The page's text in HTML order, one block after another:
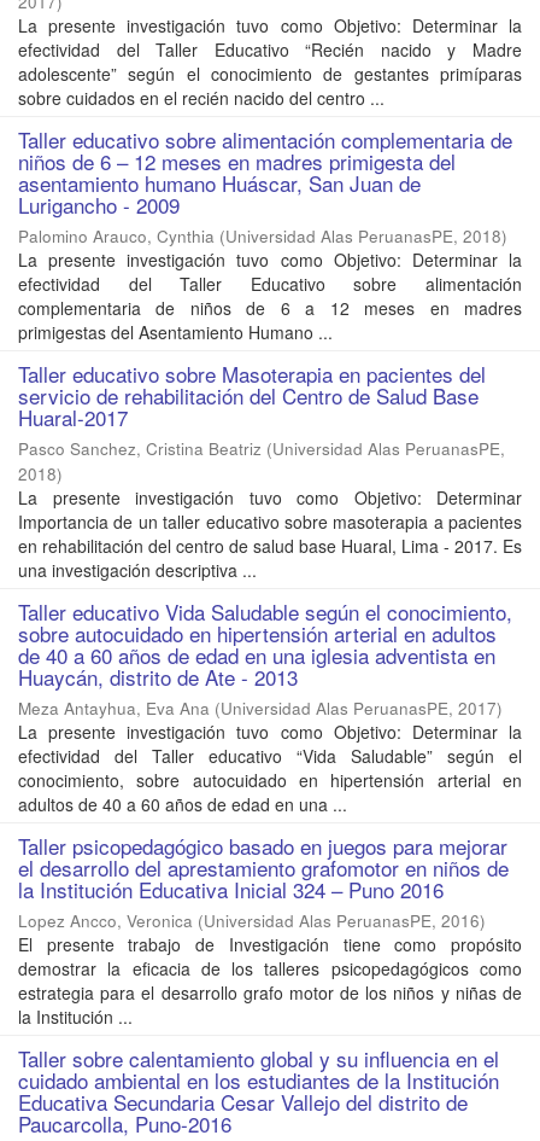
La presente investigación tuvo como Objetivo: Determinar la
efectividad del Taller Educativo “Recién nacido y Madre
adolescente” según el conocimiento de gestantes primíparas
sobre cuidados en el recién nacido del centro ...
Taller educativo sobre alimentación complementaria de
niños de 6 – 12 meses en madres primigesta del
asentamiento humano Huáscar, San Juan de
Lurigancho - 2009
Palomino Arauco, Cynthia (Universidad Alas PeruanasPE, 2018)
La presente investigación tuvo como Objetivo: Determinar la
efectividad del Taller Educativo sobre alimentación
complementaria de niños de 6 a 12 meses en madres
primigestas del Asentamiento Humano ...
Taller educativo sobre Masoterapia en pacientes del
servicio de rehabilitación del Centro de Salud Base
Huaral-2017
Pasco Sanchez, Cristina Beatriz (Universidad Alas PeruanasPE,
2018)
La presente investigación tuvo como Objetivo: Determinar
Importancia de un taller educativo sobre masoterapia a pacientes
en rehabilitación del centro de salud base Huaral, Lima - 2017. Es
una investigación descriptiva ...
Taller educativo Vida Saludable según el conocimiento,
sobre autocuidado en hipertensión arterial en adultos
de 40 a 60 años de edad en una iglesia adventista en
Huaycán, distrito de Ate - 2013
Meza Antayhua, Eva Ana (Universidad Alas PeruanasPE, 2017)
La presente investigación tuvo como Objetivo: Determinar la
efectividad del Taller educativo “Vida Saludable” según el
conocimiento, sobre autocuidado en hipertensión arterial en
adultos de 40 a 60 años de edad en una ...
Taller psicopedagógico basado en juegos para mejorar
el desarrollo del aprestamiento grafomotor en niños de
la Institución Educativa Inicial 324 – Puno 2016
Lopez Ancco, Veronica (Universidad Alas PeruanasPE, 2016)
El presente trabajo de Investigación tiene como propósito
demostrar la eficacia de los talleres psicopedagógicos como
estrategia para el desarrollo grafo motor de los niños y niñas de
la Institución ...
Taller sobre calentamiento global y su influencia en el
cuidado ambiental en los estudiantes de la Institución
Educativa Secundaria Cesar Vallejo del distrito de
Paucarcolla, Puno-2016